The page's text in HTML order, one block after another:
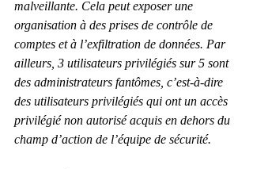
malveillante. Cela peut exposer une
organisation à des prises de contrôle de
comptes et à l’exfiltration de données. Par
ailleurs, 3 utilisateurs privilégiés sur 5 sont
des administrateurs fantômes, c’est-à-dire
des utilisateurs privilégiés qui ont un accès
privilégié non autorisé acquis en dehors du
champ d’action de l’équipe de sécurité.